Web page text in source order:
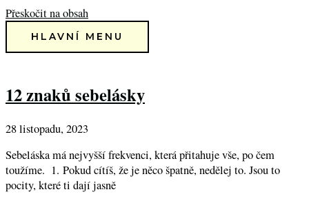
Přeskočit na obsah
HLAVNÍ MENU
12 znaků sebelásky
28 listopadu, 2023
Sebeláska má nejvyšší frekvenci, která přitahuje vše, po čem
toužíme. 1. Pokud cítíš, že je něco špatně, nedělej to. Jsou to
pocity, které ti dají jasně